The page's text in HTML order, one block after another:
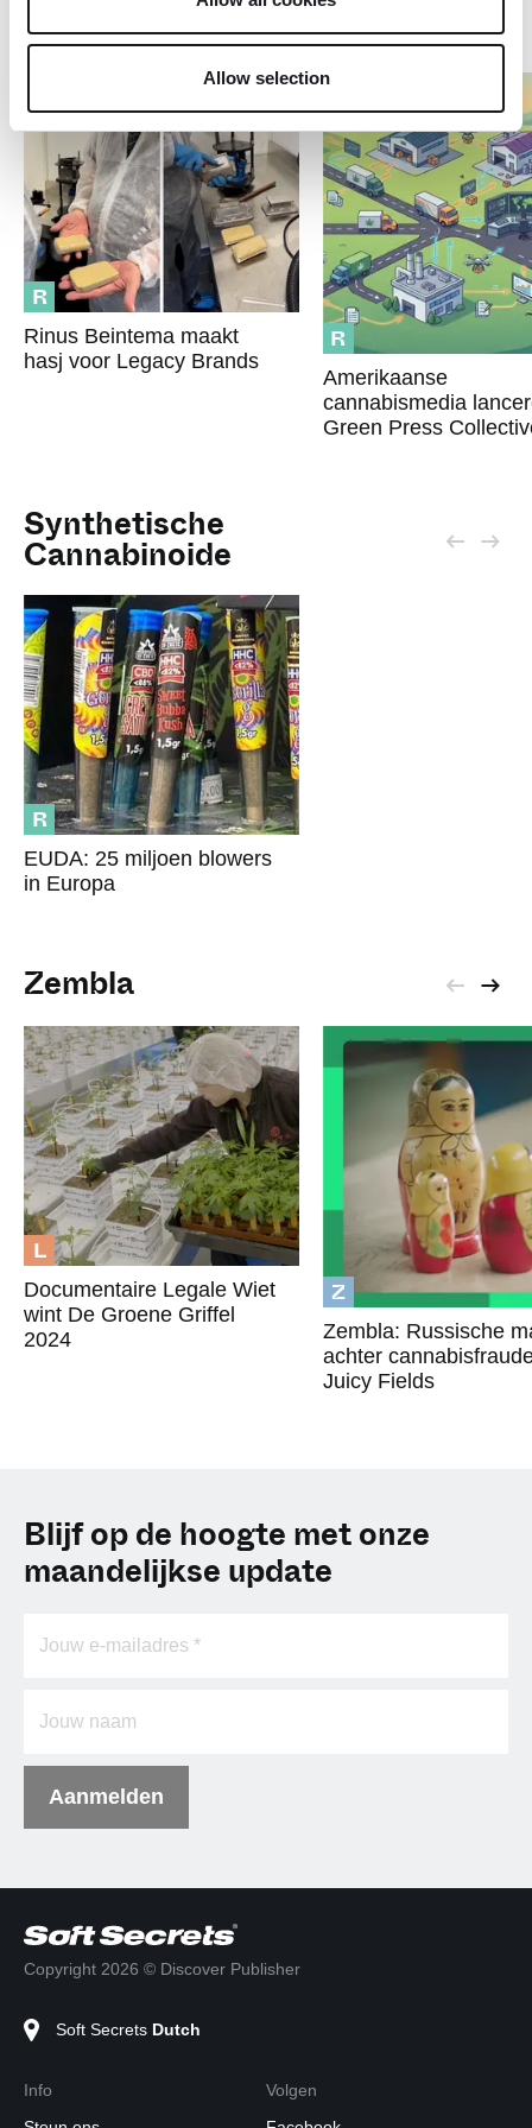
Allow selection
Recreatief
R
Rinus Beintema maakt
hasj voor Legacy Brands
R
Amerikaanse
cannabismedia
Green Press
Synthetische
Cannabinoide
R
EUDA: 25 miljoen blowers
in Europa
Zembla
L
Documentaire Legale Wiet
wint De Groene Griffel
2024
Z
Zembla: Russische
achter
Juicy Fields
Blijf op de hoogte met onze
maandelijkse update
Aanmelden
Copyright 2026 © Discover Publisher
Soft Secrets Dutch
Info
Volgen